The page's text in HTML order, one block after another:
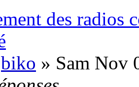
des radios
biko » Sam Nov